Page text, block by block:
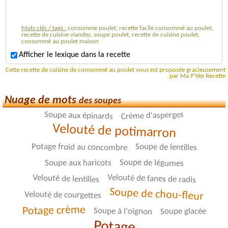
Mots clés / tags : consomme poulet, recette facile consommé au poulet,
recette de cuisine viandes, soupe poulet, recette de cuisine poulet,
consommé au poulet maison
Afficher le lexique dans la recette
Cette recette de cuisine de consommé au poulet vous est proposée gracieusement
par Ma P'tite Recette
Nuage de motsdes soupes
Soupe aux épinards Crème d'asperges
Velouté de potimarron
Potage froid au concombre Soupe de lentilles
Soupe aux haricots Soupe de légumes
Velouté de lentilles Velouté de fanes de radis
Velouté de courgettes Soupe de chou-fleur
Potage crème Soupe à l'oignon Soupe glacée